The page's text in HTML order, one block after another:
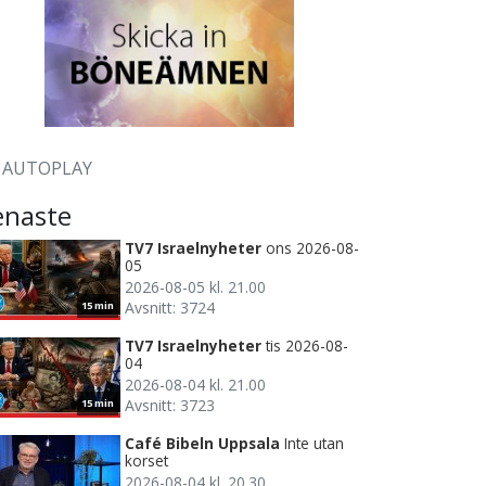
AUTOPLAY
15 min
TV7 Israelnyheter ons 2026-08-
05
2026-08-05 kl. 21.00
Avsnitt: 3724
15 min
TV7 Israelnyheter tis 2026-08-
04
2026-08-04 kl. 21.00
Avsnitt: 3723
Café Bibeln Uppsala Inte utan
korset
2026-08-04 kl. 20.30